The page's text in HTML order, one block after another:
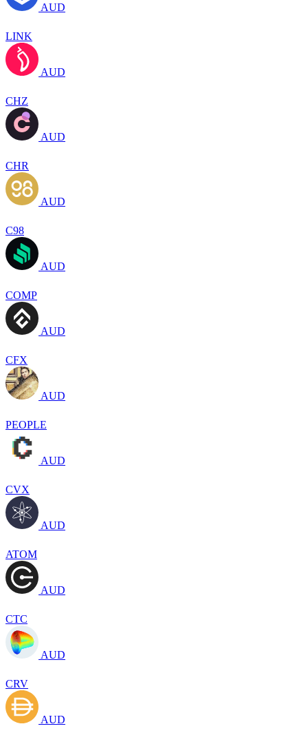
AUD
LINK
AUD
CHZ
AUD
CHR
AUD
C98
AUD
COMP
AUD
CFX
AUD
PEOPLE
AUD
CVX
AUD
ATOM
AUD
CTC
AUD
CRV
AUD